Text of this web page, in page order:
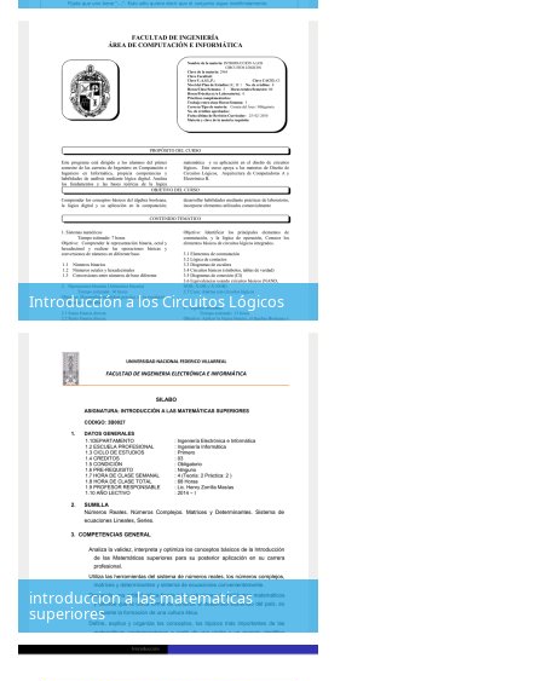
Introducción a los Circuitos Lógicos
introduccion a las matematicas
superiores